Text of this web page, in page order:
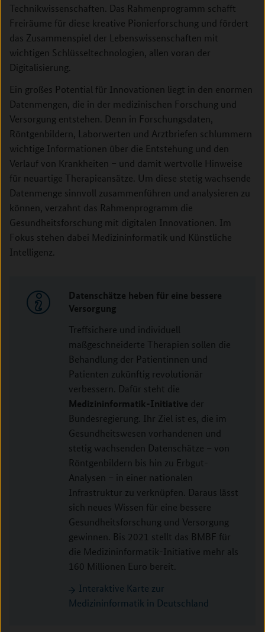
Technikwissenschaften. Das Rahmenprogramm schafft
Freiräume für diese kreative Pionierforschung und fördert
das Zusammenspiel der Lebenswissenschaften mit
wichtigen Schlüsseltechnologien, allen voran der
Digitalisierung.
Ein großes Potential für Innovationen liegt in den enormen
Datenmengen, die in der medizinischen Forschung und
Versorgung entstehen. Denn in Forschungsdaten,
Röntgenbildern, Laborwerten und Arztbriefen schlummern
wichtige Informationen über die Entstehung und den
Verlauf von Krankheiten – und damit wertvolle Hinweise
für neuartige Therapieansätze. Um diese stetig wachsende
Datenmenge sinnvoll zusammenführen und analysieren zu
können, verzahnt das Rahmenprogramm die
Gesundheitsforschung mit digitalen Innovationen. Im
Fokus stehen dabei Medizininformatik und Künstliche
Intelligenz.
Datenschätze heben für eine bessere
Versorgung
Treffsichere und individuell
maßgeschneiderte Therapien sollen die
Behandlung der Patientinnen und
Patienten zukünftig revolutionär
verbessern. Dafür steht die
Medizininformatik-Initiative der
Bundesregierung. Ihr Ziel ist es, die im
Gesundheitswesen vorhandenen und
stetig wachsenden Datenschätze – von
Röntgenbildern bis hin zu Erbgut-
Analysen – in einer nationalen
Infrastruktur zu verknüpfen. Daraus lässt
sich neues Wissen für eine bessere
Gesundheitsforschung und Versorgung
gewinnen. Bis 2021 stellt das BMBF für
die Medizininformatik-Initiative mehr als
160 Millionen Euro bereit.
Interaktive Karte zur
Medizininformatik in Deutschland